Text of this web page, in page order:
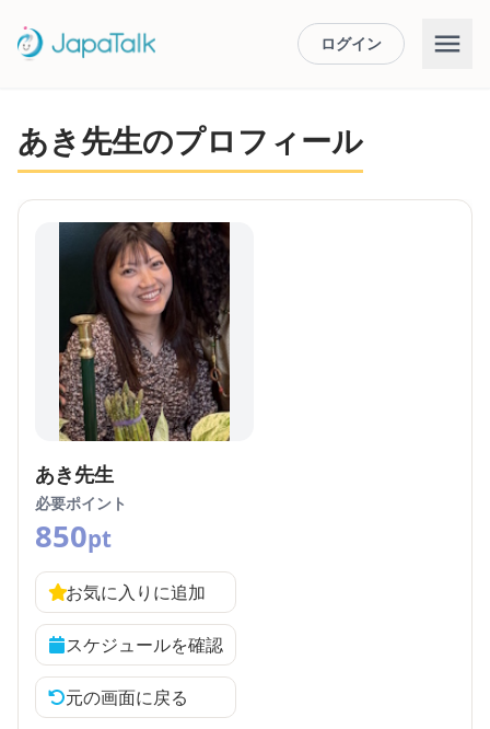
ログイン
あき先生のプロフィール
あき先生
必要ポイント
850pt
お気に入りに追加
スケジュールを確認
元の画面に戻る